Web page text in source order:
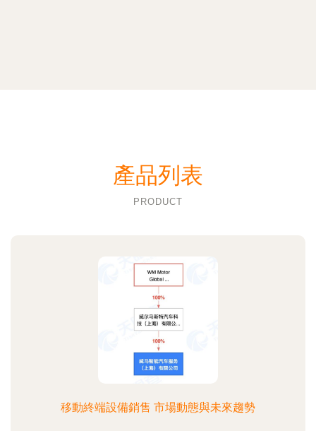
產品列表
PRODUCT
移動終端設備銷售 市場動態與未來趨勢